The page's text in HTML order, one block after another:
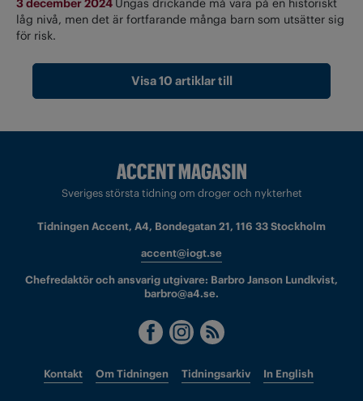
3 december 2024 Ungas drickande må vara på en historiskt
låg nivå, men det är fortfarande många barn som utsätter sig
för risk.
Visa 10 artiklar till
Sveriges största tidning om droger och nykterhet
Tidningen Accent, A4, Bondegatan 21, 116 33 Stockholm
accent@iogt.se
Chefredaktör och ansvarig utgivare: Barbro Janson Lundkvist,
barbro@a4.se.
Kontakt Om Tidningen Tidningsarkiv In English